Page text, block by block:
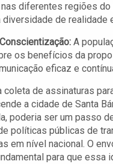
diferentes regiões do
de realidade
A
os benefícios da
eficaz e
coleta de assinaturas
a cidade de Santa
poderia ser um passo
políticas públicas de
em nível nacional. O
para que essa